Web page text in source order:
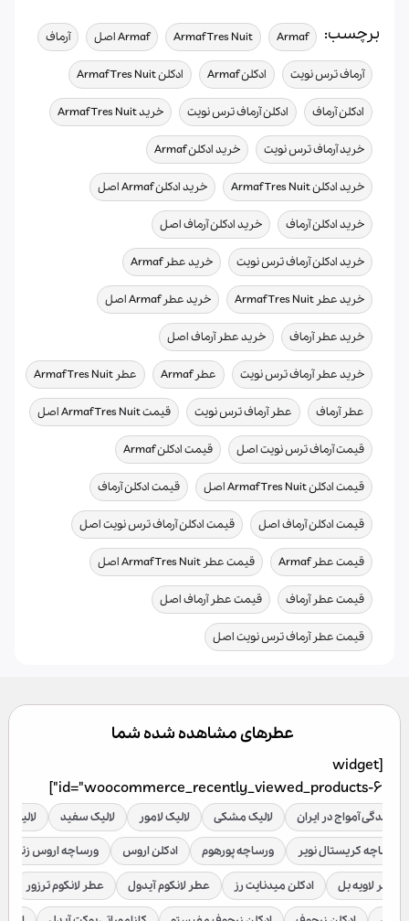
برچسب: Armaf
,
Armaf Tres Nuit
, Armaf اصل , آرماف ,
آرماف ترس نویت , ادکلن Armaf , ادکلن Armaf Tres Nuit ,
ادکلن آرماف , ادکلن آرماف ترس نویت , خرید Armaf Tres Nuit ,
خرید آرماف ترس نویت , خرید ادکلن Armaf ,
خرید ادکلن Armaf Tres Nuit , خرید ادکلن Armaf اصل ,
خرید ادکلن آرماف , خرید ادکلن آرماف اصل ,
خرید ادکلن آرماف ترس نویت , خرید عطر Armaf ,
خرید عطر Armaf Tres Nuit , خرید عطر Armaf اصل ,
خرید عطر آرماف , خرید عطر آرماف اصل ,
خرید عطر آرماف ترس نویت , عطر Armaf , عطر Armaf Tres Nuit ,
عطر آرماف , عطر آرماف ترس نویت , قیمت Armaf Tres Nuit اصل ,
قیمت آرماف ترس نویت اصل , قیمت ادکلن Armaf ,
قیمت ادکلن Armaf Tres Nuit اصل , قیمت ادکلن آرماف ,
قیمت ادکلن آرماف اصل , قیمت ادکلن آرماف ترس نویت اصل ,
قیمت عطر Armaf , قیمت عطر Armaf Tres Nuit اصل ,
قیمت عطر آرماف , قیمت عطر آرماف اصل ,
قیمت عطر آرماف ترس نویت اصل
عطرهای مشاهده شده شما
[widget
id="woocommerce_recently_viewed_products-6"]
نمایندگی آمواج در ایران لالیک مشکی لالیک لامور لالیک سفید لالیک
ورساچه کریستال نویر ورساچه پورهوم ادکلن اروس ورساچه اروس زنانه
عطر لاویه بل ادکلن میدنایت رز عطر لانکوم آیدول عطر لانکوم ترزور